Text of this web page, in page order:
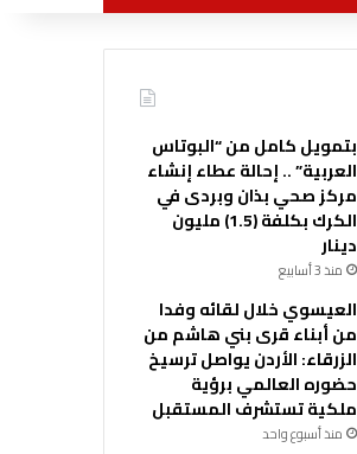
عن
بتمويل كامل من “البوتاس
العربية” .. إحالة عطاء إنشاء
مركز صحي بذان وبردى في
الكرك بكلفة (1.5) مليون
دينار
منذ 3 أسابيع
العيسوي خلال لقائه وفدا
من أبناء قرى بني هاشم من
الزرقاء: الأردن يواصل ترسيخ
حضوره العالمي برؤية
ملكية تستشرف المستقبل
منذ أسبوع واحد